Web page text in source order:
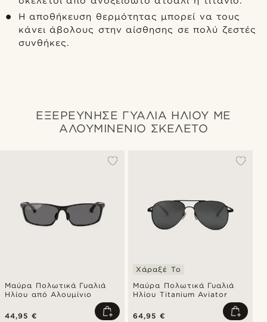
Η αποθήκευση θερμότητας μπορεί να τους
κάνει άβολους στην αίσθησης σε πολύ ζεστές
συνθήκες.
ΕΞΕΡΕΥΝΗΣΕ ΓΥΑΛΙΑ ΗΛΙΟΥ ΜΕ
ΑΛΟΥΜΙΝΕΝΙΟ ΣΚΕΛΕΤΟ
Μαύρα Πολωτικά Γυαλιά
Ηλίου από Αλουμίνιο
44,95 €
Μαύρα Πολωτικά Γυαλιά
Ηλίου Titanium Aviator
Χάραξέ Το
64,95 €